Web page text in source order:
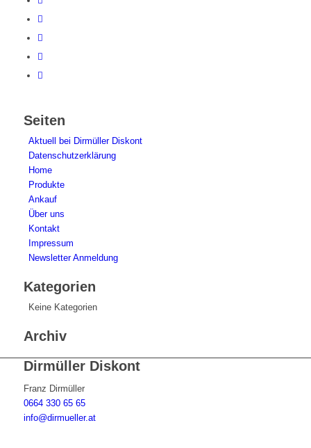
Seiten
Aktuell bei Dirmüller Diskont
Datenschutzerklärung
Home
Produkte
Ankauf
Über uns
Kontakt
Impressum
Newsletter Anmeldung
Kategorien
Keine Kategorien
Archiv
Dirmüller Diskont
Franz Dirmüller
0664 330 65 65
info@dirmueller.at